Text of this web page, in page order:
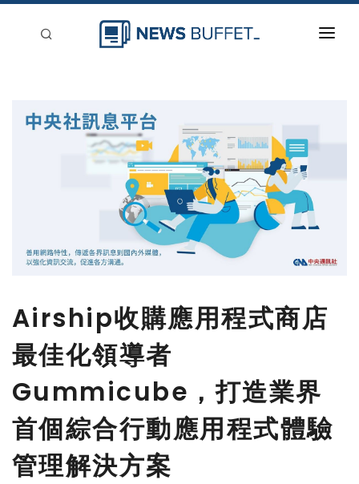
Airship收購應用程式商店
最佳化領導者
Gummicube，打造業界
首個綜合行動應用程式體驗
管理解決方案